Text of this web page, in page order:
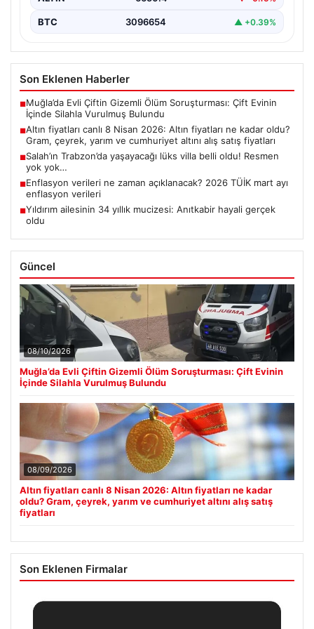
BTC 3096654 ▲ +0.39%
Son Eklenen Haberler
■Muğla’da Evli Çiftin Gizemli Ölüm Soruşturması: Çift Evinin
İçinde Silahla Vurulmuş Bulundu
■Altın fiyatları canlı 8 Nisan 2026: Altın fiyatları ne kadar oldu?
Gram, çeyrek, yarım ve cumhuriyet altını alış satış fiyatları
■Salah’ın Trabzon’da yaşayacağı lüks villa belli oldu! Resmen
yok yok…
■Enflasyon verileri ne zaman açıklanacak? 2026 TÜİK mart ayı
enflasyon verileri
■Yıldırım ailesinin 34 yıllık mucizesi: Anıtkabir hayali gerçek
oldu
Güncel
08/10/2026
Muğla’da Evli Çiftin Gizemli Ölüm Soruşturması: Çift Evinin
İçinde Silahla Vurulmuş Bulundu
08/09/2026
Altın fiyatları canlı 8 Nisan 2026: Altın fiyatları ne kadar
oldu? Gram, çeyrek, yarım ve cumhuriyet altını alış satış
fiyatları
Son Eklenen Firmalar